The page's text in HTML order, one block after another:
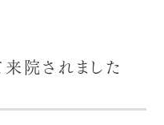
院されました